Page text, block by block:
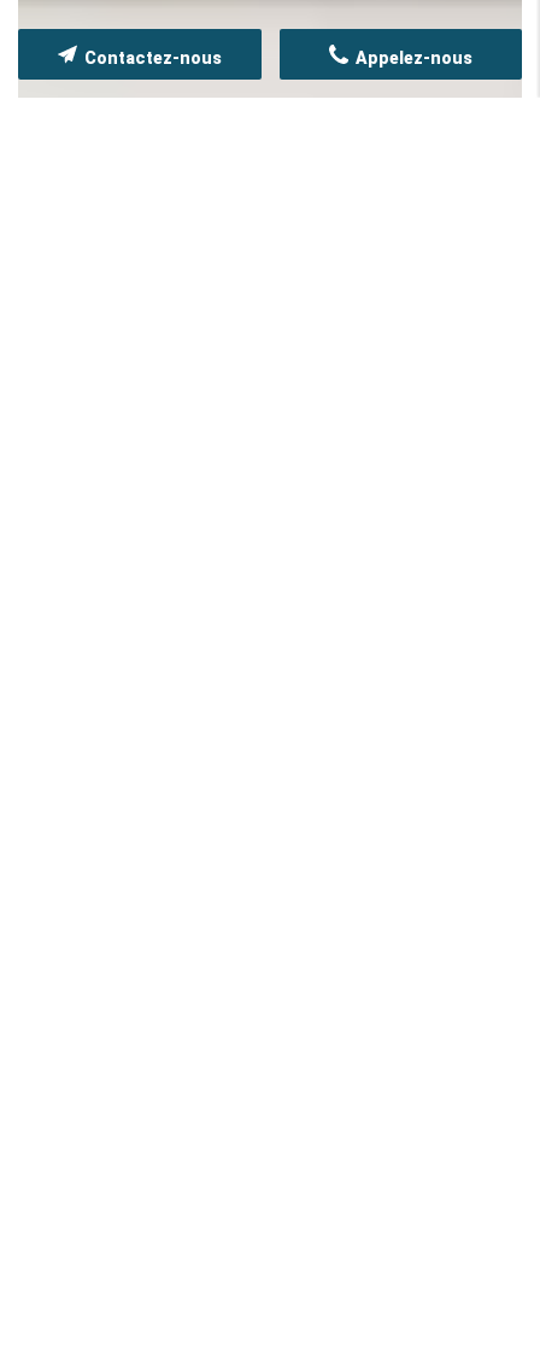
Appelez-nous
Contactez-nous